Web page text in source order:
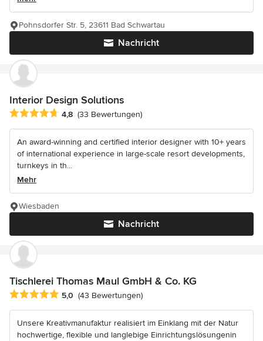
Nachricht
Pohnsdorfer Str. 5, 23611 Bad Schwartau
Interior Design Solutions
Durchschnittliche Bewertung: 4.8 von 5 Sternen
4,8 (33 Bewertungen)
An award-winning and certified interior designer with 10+ years
of international experience in large-scale resort developments,
turnkeys in th...
Mehr
Nachricht
Wiesbaden
Tischlerei Thomas Maul GmbH & Co. KG
Durchschnittliche Bewertung: 5 von 5 Sternen
5,0 (43 Bewertungen)
Unsere Kreativmanufaktur realisiert im Einklang mit der Natur
hochwertige, flexible und langlebige Einrichtungslösungenin